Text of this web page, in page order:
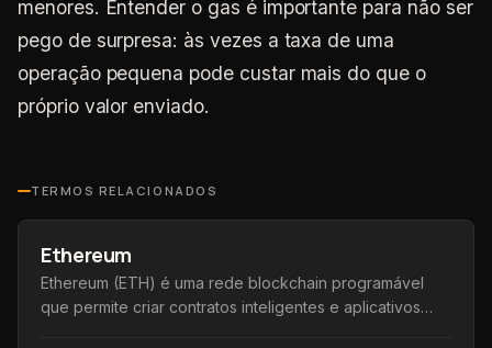
menores. Entender o gas é importante para não ser
pego de surpresa: às vezes a taxa de uma
operação pequena pode custar mais do que o
próprio valor enviado.
TERMOS RELACIONADOS
Ethereum
Ethereum (ETH) é uma rede blockchain programável
que permite criar contratos inteligentes e aplicativos